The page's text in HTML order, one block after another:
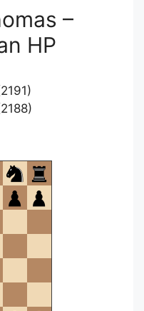
–
HP